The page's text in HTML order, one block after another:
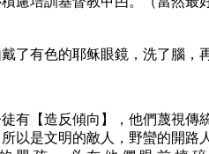
了有色的耶稣眼鏡，洗了腦，
有【造反傾向】，他們蔑視傳
以是文明的敵人，野蠻的開路